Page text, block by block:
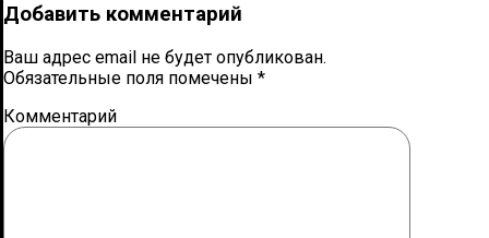
Добавить комментарий
Ваш адрес email не будет опубликован.
Обязательные поля помечены *
Комментарий